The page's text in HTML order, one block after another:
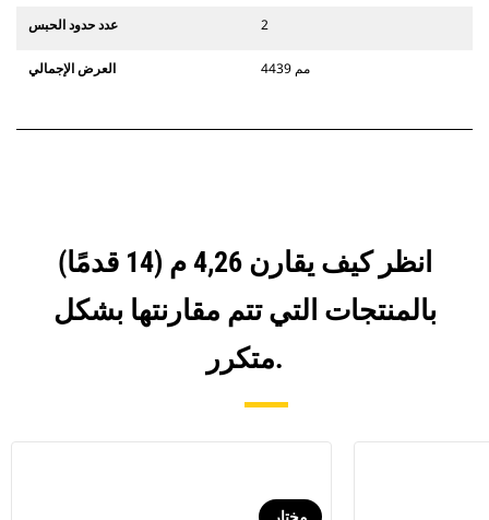
عدد حدود الحبس 2
العرض الإجمالي 4439 مم
انظر كيف يقارن 4,26 م (14 قدمًا)
بالمنتجات التي تتم مقارنتها بشكل
متكرر.